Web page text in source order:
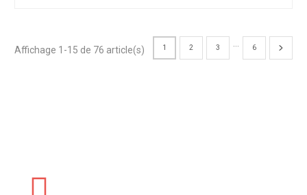
Affichage 1-15 de 76 article(s) 1 2 3 6